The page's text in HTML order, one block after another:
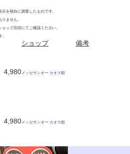
を独自に調査したものです。
ません。
ップ店頭にてご確認ください。
ショップ
備考
4,980メッセサンオー カオス館
4,980メッセサンオー カオス館